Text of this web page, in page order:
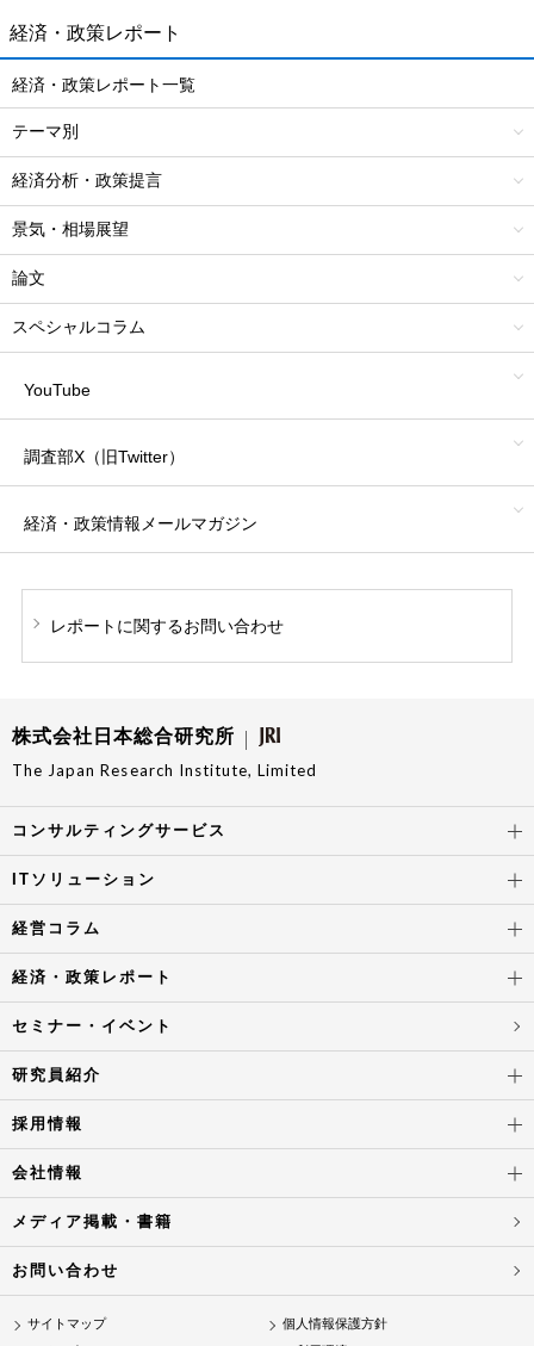
経済・政策レポート
経済・政策レポート一覧
テーマ別
経済分析・政策提言
景気・相場展望
論文
スペシャルコラム
YouTube
調査部X（旧Twitter）
経済・政策情報 メールマガジン
レポートに関するお問い合わせ
株式会社日本総合研究所
The Japan Research Institute, Limited
コンサルティングサービス
ITソリューション
経営コラム
経済・政策レポート
セミナー・イベント
研究員紹介
採用情報
会社情報
メディア掲載・書籍
お問い合わせ
サイトマップ
個人情報保護方針